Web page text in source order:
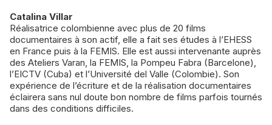
Catalina Villar
Réalisatrice colombienne avec plus de 20 films
documentaires à son actif, elle a fait ses études à l’EHESS
en France puis à la FEMIS. Elle est aussi intervenante auprès
des Ateliers Varan, la FEMIS, la Pompeu Fabra (Barcelone),
l’EICTV (Cuba) et l’Université del Valle (Colombie). Son
expérience de l’écriture et de la réalisation documentaires
éclairera sans nul doute bon nombre de films parfois tournés
dans des conditions difficiles.